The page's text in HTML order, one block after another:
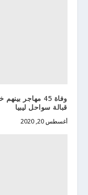
وفاة 45 مهاجر
قبالة سواحل ليبيا
أغسطس 20, 2020